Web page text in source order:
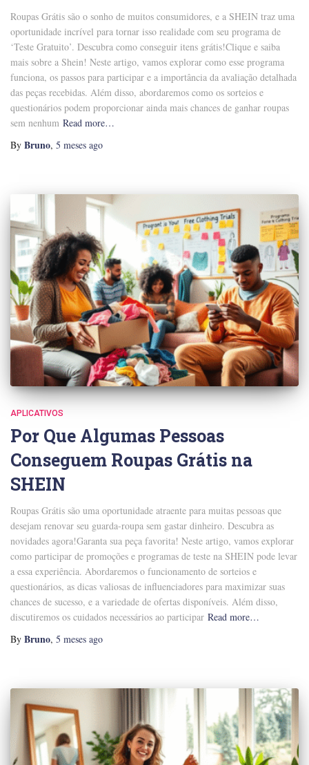
Roupas Grátis são o sonho de muitos consumidores, e a SHEIN traz uma
oportunidade incrível para tornar isso realidade com seu programa de
‘Teste Gratuito’. Descubra como conseguir itens grátis!Clique e saiba
mais sobre a Shein! Neste artigo, vamos explorar como esse programa
funciona, os passos para participar e a importância da avaliação detalhada
das peças recebidas. Além disso, abordaremos como os sorteios e
questionários podem proporcionar ainda mais chances de ganhar roupas
sem nenhum Read more…
By Bruno, 5 meses ago
APLICATIVOS
Por Que Algumas Pessoas
Conseguem Roupas Grátis na
SHEIN
Roupas Grátis são uma oportunidade atraente para muitas pessoas que
desejam renovar seu guarda-roupa sem gastar dinheiro. Descubra as
novidades agora!Garanta sua peça favorita! Neste artigo, vamos explorar
como participar de promoções e programas de teste na SHEIN pode levar
a essa experiência. Abordaremos o funcionamento de sorteios e
questionários, as dicas valiosas de influenciadores para maximizar suas
chances de sucesso, e a variedade de ofertas disponíveis. Além disso,
discutiremos os cuidados necessários ao participar Read more…
By Bruno, 5 meses ago